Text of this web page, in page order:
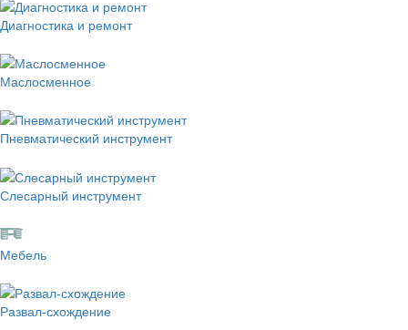
Диагностика и ремонт
Маслосменное
Пневматический инструмент
Слесарный инструмент
Мебель
Развал-схождение